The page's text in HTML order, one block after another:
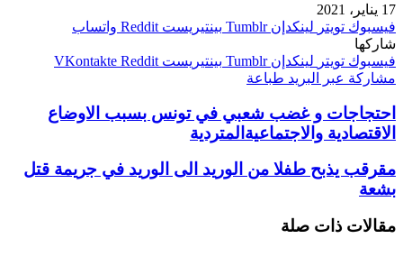
17 يناير، 2021
فيسبوك تويتر لينكدإن بينتيريست
واتساب
شاركها
فيسبوك تويتر لينكدإن بينتيريست
مشاركة عبر البريد طباعة
احتجاجات و غضب شعبي في تونس بسبب الاوضاع
الاقتصادية والاجتماعيةالمتردية
مقرقب يذبح طفلا من الوريد الى الوريد في جريمة قتل
بشعة
مقالات ذات صلة